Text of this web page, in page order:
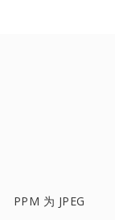
PPM 为 JPEG